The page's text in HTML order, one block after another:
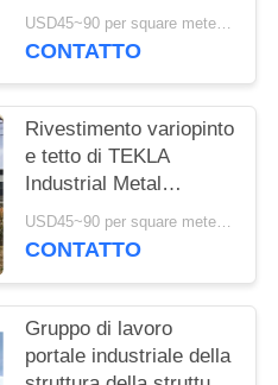
Structure ad alta
resistenza
USD45~90 per square meter MOQ:1000 metri quadri
CONTATTO
Rivestimento variopinto
e tetto di TEKLA
Industrial Metal
Workshop Building
USD45~90 per square meter MOQ:1000 metri quadri
CONTATTO
Gruppo di lavoro
portale industriale della